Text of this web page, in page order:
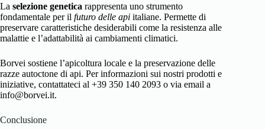
La selezione genetica rappresenta uno strumento
fondamentale per il futuro delle api italiane. Permette di
preservare caratteristiche desiderabili come la resistenza alle
malattie e l’adattabilità ai cambiamenti climatici.
Borvei sostiene l’apicoltura locale e la preservazione delle
razze autoctone di api. Per informazioni sui nostri prodotti e
iniziative, contattateci al +39 350 140 2093 o via email a
info@borvei.it.
Conclusione